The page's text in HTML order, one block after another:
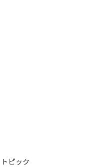
ピック